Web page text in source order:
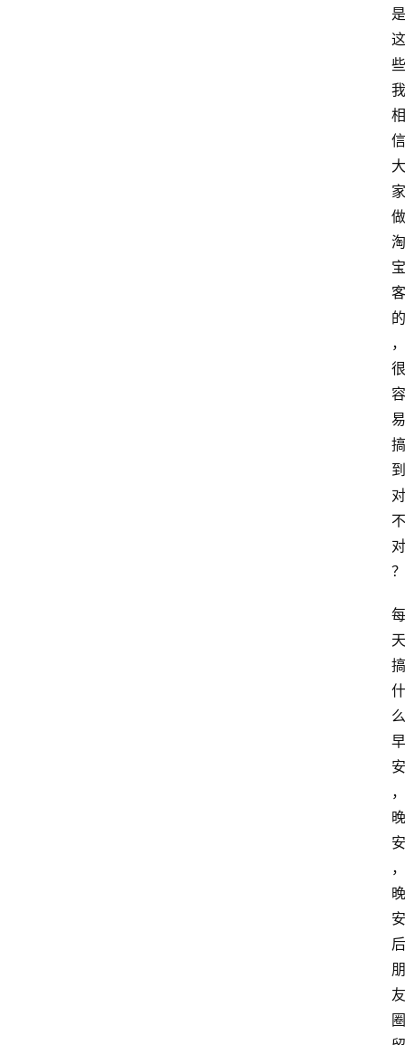
是
这
些
我
相
信
大
家
做
淘
宝
客
的
，
很
容
易
搞
到
对
不
对
？
每
天
搞
什
么
早
安
，
晚
安
，
晚
安
后
朋
友
圈